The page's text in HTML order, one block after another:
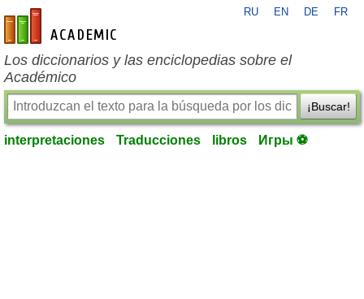
es-academic.com
RU EN DE FR
Los diccionarios y las enciclopedias sobre el
Académico
¡Buscar!
interpretaciones Traducciones libros Игры ⚽